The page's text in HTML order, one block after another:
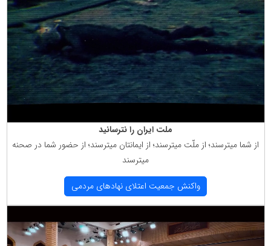
ملت ایران را نترسانید
از شما میترسند؛ از ملّت میترسند؛ از ایمانتان میترسند؛ از حضور شما در صحنه
میترسند
واكنش جمعیت اعتلای نهادهای مردمی